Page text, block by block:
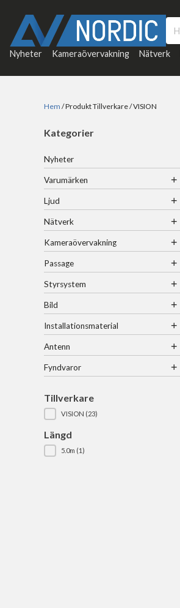
Nyheter Kameraövervakning Nätverk
Hem / Produkt Tillverkare / VISION
Kategorier
Nyheter
Varumärken +
Ljud +
Nätverk +
Kameraövervakning +
Passage +
Styrsystem +
Bild +
Installationsmaterial +
Antenn +
Fyndvaror +
Tillverkare
Tillverkare
VISION (23)
Längd
Längd
5.0m (1)